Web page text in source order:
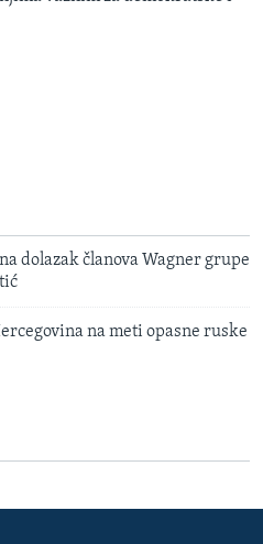
dolazak članova Wagner grupe
na meti opasne ruske